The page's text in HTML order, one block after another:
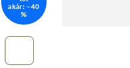
akár: –40
%